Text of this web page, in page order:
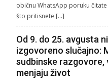
običnu WhatsApp poruku
što pritisnete […]
Od 9. do 25. avgusta
izgovoreno slučajno:
sudbinske razgovore,
menjaju život